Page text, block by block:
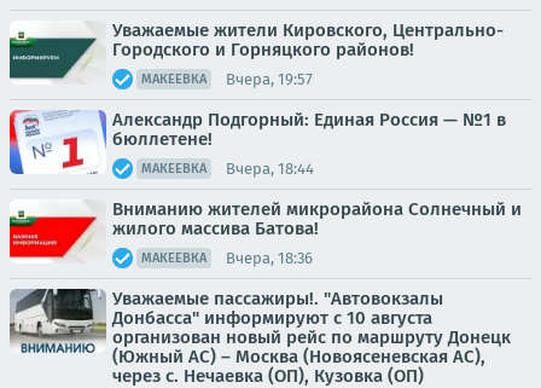
Уважаемые жители Кировского, Центрально-
Городского и Горняцкого районов!
МАКЕЕВКА Вчера, 19:57
Александр Подгорный: Единая Россия — №1 в
бюллетене!
МАКЕЕВКА Вчера, 18:44
Вниманию жителей микрорайона Солнечный и
жилого массива Батова!
МАКЕЕВКА Вчера, 18:36
Уважаемые пассажиры!. "Автовокзалы
Донбасса" информируют с 10 августа
организован новый рейс по маршруту Донецк
(Южный АС) – Москва (Новоясеневская АС),
через с. Нечаевка (ОП), Кузовка (ОП)